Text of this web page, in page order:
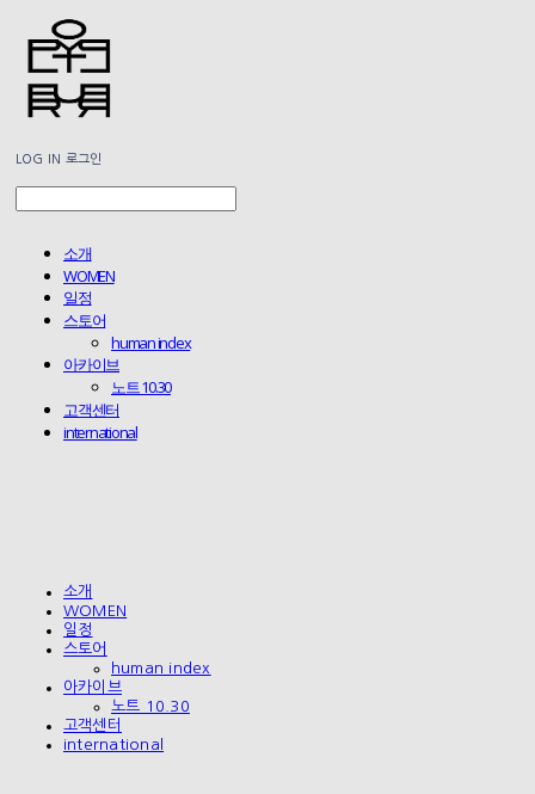
LOG IN 로그인
소개
WOMEN
일정
스토어
human index
아카이브
노트 10.30
고객센터
international
소개
WOMEN
일정
스토어
human index
아카이브
노트 10.30
고객센터
international